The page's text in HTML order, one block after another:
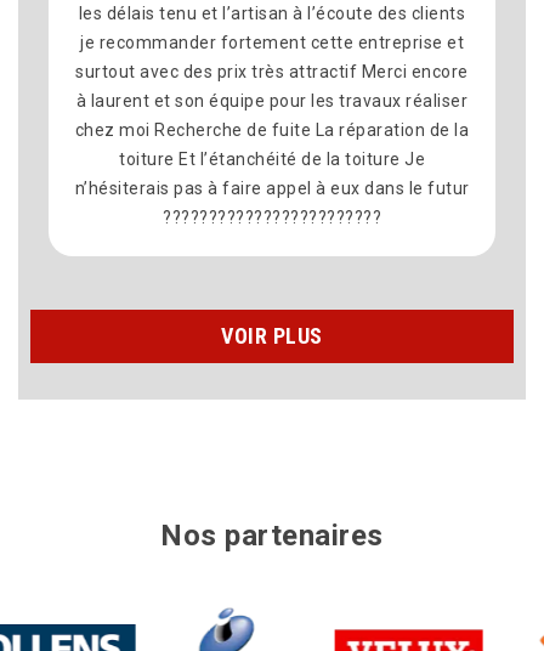
tenu et l’artisan à l’écoute des clients
fortement cette entreprise et
avec des prix très attractif Merci encore
et son équipe pour les travaux réaliser
moi Recherche de fuite La réparation de la
toiture Et l’étanchéité de la toiture Je
pas à faire appel à eux dans le futur
????????????????????????
satisfait
VOIR PLUS
Nos partenaires